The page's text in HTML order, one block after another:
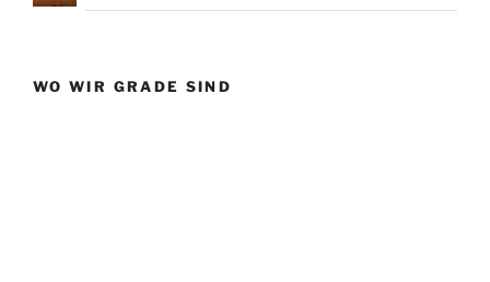
WO WIR GRADE SIND